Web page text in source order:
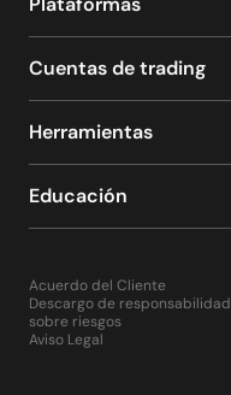
Cuentas de trading
Herramientas
Educación
Acuerdo del Cliente
Descargo de responsabilidad
sobre riesgos
Aviso Legal